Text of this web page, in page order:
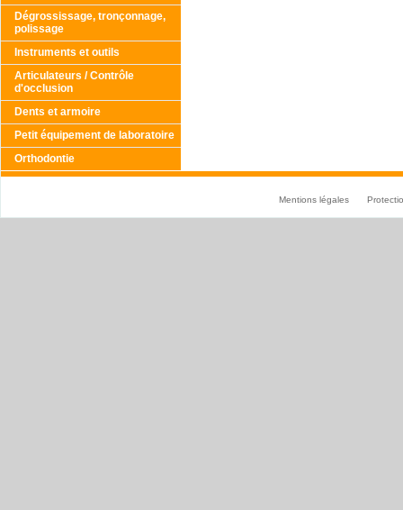
Dégrossissage, tronçonnage,
polissage
Instruments et outils
Articulateurs / Contrôle
d'occlusion
Dents et armoire
Petit équipement de laboratoire
Orthodontie
Mentions légales